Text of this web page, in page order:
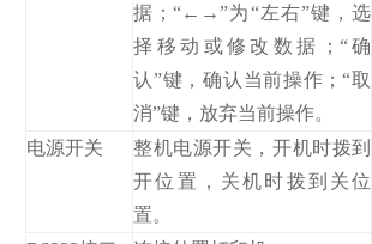
据；“←→”为“左右”键，选
择移动或修改数据；“确
认”键，确认当前操作；“取
消”键，放弃当前操作。
电源开关
整机电源开关，开机时拨到
开位置，关机时拨到关位
置。